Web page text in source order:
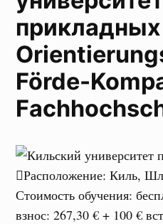
прикладных
Förde-
Расположение:Киль,
Стоимость обучения:
взнос:267,30 € + 100 €